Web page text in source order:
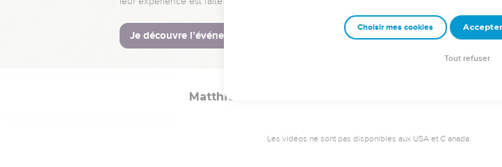
sûrement sa récompense. »
© Société biblique française – Bibli’O, 2000, avec autorisation. Pour vous
Matthieu
Les vidéos ne sont pas disponibles aux USA et C anada.
Choisir mes cookies
Tout refuser